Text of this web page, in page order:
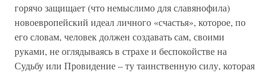
горячо защищает (что немыслимо для славянофила)
новоевропейский идеал личного «счастья», которое, по
его словам, человек должен создавать сам, своими
руками, не оглядываясь в страхе и беспокойстве на
Судьбу или Провидение – ту таинственную силу, которая